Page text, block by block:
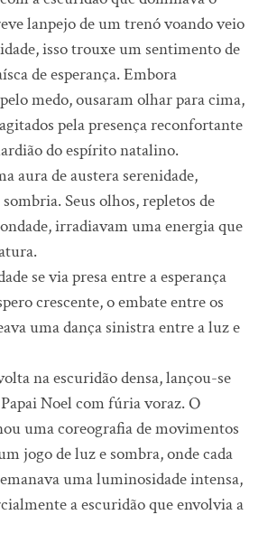
lanpejo de um trenó voando veio
isso trouxe um sentimento de
de esperança. Embora
medo, ousaram olhar para cima,
pela presença reconfortante
do espírito natalino.
aura de austera serenidade,
Seus olhos, repletos de
irradiavam uma energia que
se via presa entre a esperança
crescente, o embate entre os
uma dança sinistra entre a luz e
na escuridão densa, lançou-se
Noel com fúria voraz. O
uma coreografia de movimentos
jogo de luz e sombra, onde cada
uma luminosidade intensa,
a escuridão que envolvia a